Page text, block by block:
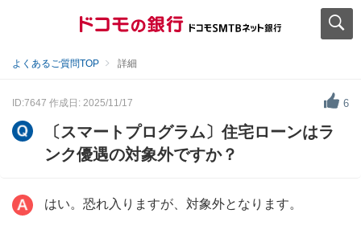
よくあるご質問TOP 詳細
ID:7647 作成日: 2025/11/17 6
〔スマートプログラム〕住宅ローンはラ
ンク優遇の対象外ですか？
はい。恐れ入りますが、対象外となります。